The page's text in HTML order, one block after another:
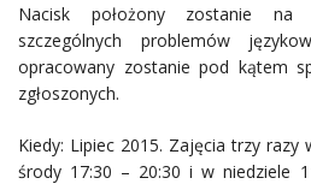
Nacisk położony zostanie na
szczególnych problemów
opracowany zostanie pod kątem
zgłoszonych.
Kiedy: Lipiec 2015. Zajęcia trzy razy
środy 17:30 – 20:30 i w niedziele